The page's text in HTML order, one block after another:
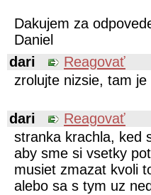
Dakujem za
Daniel
dari
Reagovať
zrolujte nizsie, tam
dari
Reagovať
stranka krachla, ked
aby sme si vsetky
musiet zmazat kvoli
alebo sa s tym uz